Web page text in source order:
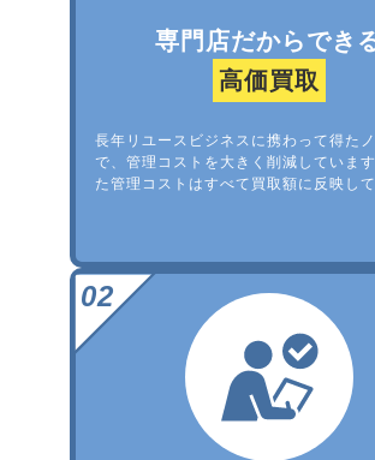
専門店だからでき
高価買取
長年リユースビジネスに携わって得た
で、管理コストを大きく削減していま
た管理コストはすべて買取額に反映して